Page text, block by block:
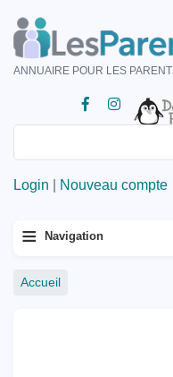
au
contenu
principal
ANNUAIRE POUR LES
Login Nouveau compte
Menu
≡ Navigation
Fil
Accueil